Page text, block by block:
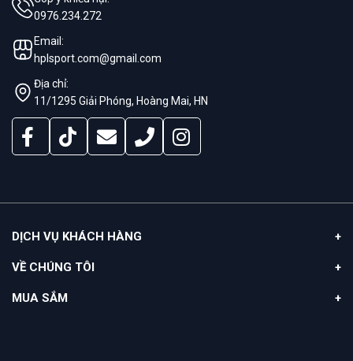
0976.234.272
Email:
hplsport.com@gmail.com
Địa chỉ:
11/1295 Giải Phóng, Hoàng Mai, HN
DỊCH VỤ KHÁCH HÀNG
VỀ CHÚNG TÔI
MUA SẮM